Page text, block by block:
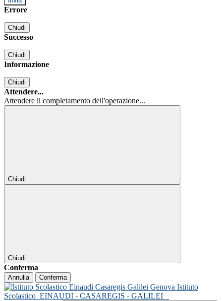
Errore
Chiudi
Successo
Chiudi
Informazione
Chiudi
Attendere...
Attendere il completamento dell'operazione...
Chiudi
Chiudi
Conferma
Annulla Conferma
Istituto
Scolastico EINAUDI - CASAREGIS - GALILEI